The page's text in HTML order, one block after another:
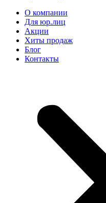
О компании
Для юр.лиц
Акции
Хиты продаж
Блог
Контакты